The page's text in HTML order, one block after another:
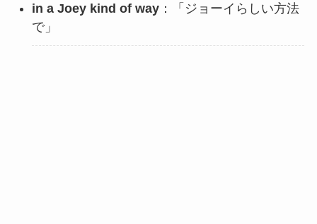
in a Joey kind of way：「ジョーイらしい方法
で」